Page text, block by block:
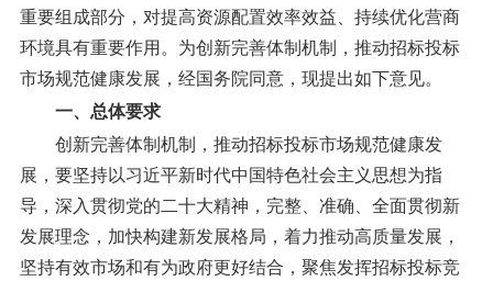
重要组成部分，对提高资源配置效率效益、持续优化营商
环境具有重要作用。为创新完善体制机制，推动招标投标
市场规范健康发展，经国务院同意，现提出如下意见。
一、总体要求
创新完善体制机制，推动招标投标市场规范健康发
展，要坚持以习近平新时代中国特色社会主义思想为指
导，深入贯彻党的二十大精神，完整、准确、全面贯彻新
发展理念，加快构建新发展格局，着力推动高质量发展，
坚持有效市场和有为政府更好结合，聚焦发挥招标投标竞